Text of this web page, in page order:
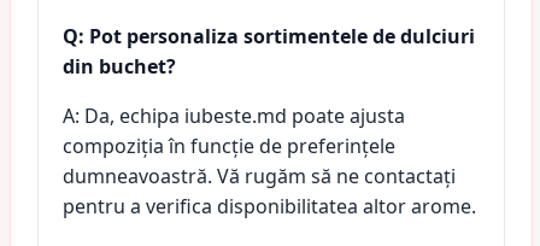
Q: Pot personaliza sortimentele de dulciuri
din buchet?
A: Da, echipa iubeste.md poate ajusta
compoziția în funcție de preferințele
dumneavoastră. Vă rugăm să ne contactați
pentru a verifica disponibilitatea altor arome.